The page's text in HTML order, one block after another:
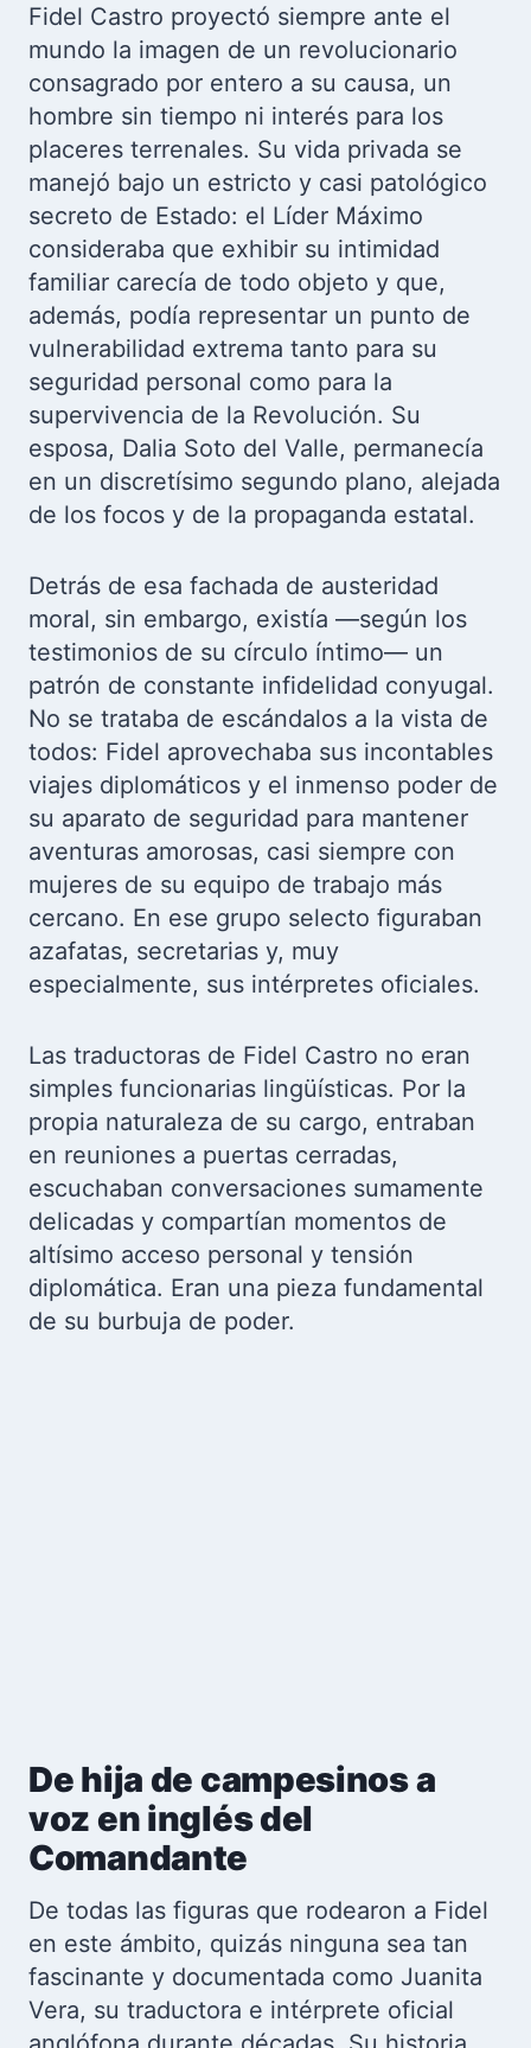
Fidel Castro proyectó siempre ante el
mundo la imagen de un revolucionario
consagrado por entero a su causa, un
hombre sin tiempo ni interés para los
placeres terrenales. Su vida privada se
manejó bajo un estricto y casi patológico
secreto de Estado: el Líder Máximo
consideraba que exhibir su intimidad
familiar carecía de todo objeto y que,
además, podía representar un punto de
vulnerabilidad extrema tanto para su
seguridad personal como para la
supervivencia de la Revolución. Su
esposa, Dalia Soto del Valle, permanecía
en un discretísimo segundo plano, alejada
de los focos y de la propaganda estatal.
Detrás de esa fachada de austeridad
moral, sin embargo, existía —según los
testimonios de su círculo íntimo— un
patrón de constante infidelidad conyugal.
No se trataba de escándalos a la vista de
todos: Fidel aprovechaba sus incontables
viajes diplomáticos y el inmenso poder de
su aparato de seguridad para mantener
aventuras amorosas, casi siempre con
mujeres de su equipo de trabajo más
cercano. En ese grupo selecto figuraban
azafatas, secretarias y, muy
especialmente, sus intérpretes oficiales.
Las traductoras de Fidel Castro no eran
simples funcionarias lingüísticas. Por la
propia naturaleza de su cargo, entraban
en reuniones a puertas cerradas,
escuchaban conversaciones sumamente
delicadas y compartían momentos de
altísimo acceso personal y tensión
diplomática. Eran una pieza fundamental
de su burbuja de poder.
De hija de campesinos a
voz en inglés del
Comandante
De todas las figuras que rodearon a Fidel
en este ámbito, quizás ninguna sea tan
fascinante y documentada como Juanita
Vera, su traductora e intérprete oficial